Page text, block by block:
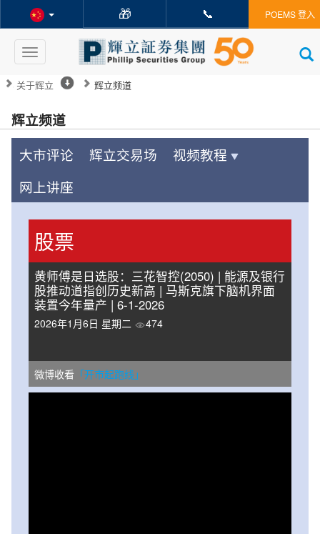
🎁 📞 POEMS 登入
Toggle
navigation
关于辉立 辉立频道
辉立频道
大市评论 辉立交易场
视频教程
网上讲座
股票
黄师傅是日选股：三花智控(2050) | 能源及银行
股推动道指创历史新高 | 马斯克旗下脑机界面
装置今年量产 | 6-1-2026
2026年1月6日 星期二 474
微博收看 「开市起跑线」